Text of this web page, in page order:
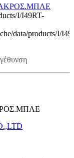
I/I49RT-
data/products/I/